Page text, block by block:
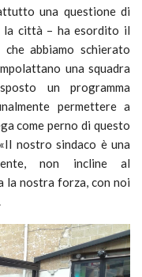
una questione di
la città – ha esordito il
abbiamo schierato
una squadra
un programma
permettere a
come perno di questo
nostro sindaco è una
non incline al
la nostra forza, con noi